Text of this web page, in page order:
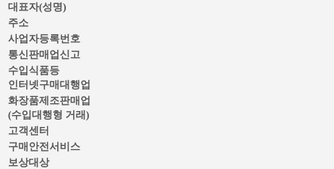
대표자(성명)
주소
사업자등록번호
통신판매업신고
수입식품등
인터넷구매대행업
화장품제조판매업
(수입대행형 거래)
고객센터
구매안전서비스
보상대상